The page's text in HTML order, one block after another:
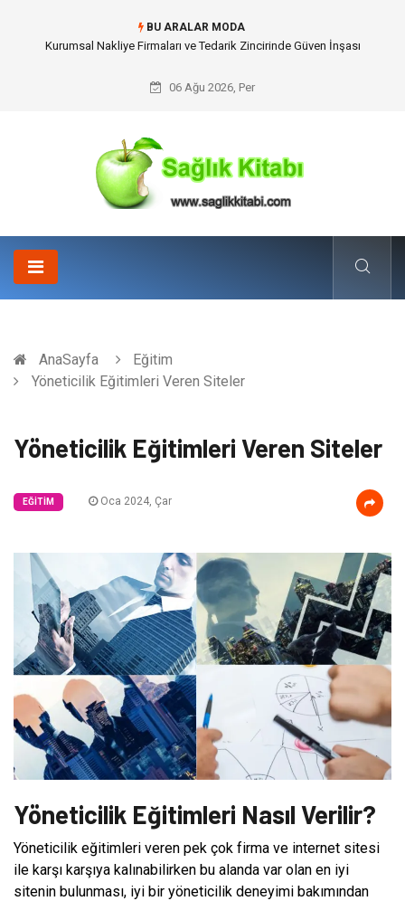
BU ARALAR MODA
Dalaman Kalkan Transfer: Kişiselleştirilmiş Hizmet Ve Uç Nokta Konforu
06 Ağu 2026, Per
AnaSayfa
Eğitim
Yöneticilik Eğitimleri Veren Siteler
Yöneticilik Eğitimleri Veren Siteler
EĞITIM Oca 2024, Çar
Yöneticilik Eğitimleri Nasıl Verilir?
Yöneticilik eğitimleri veren pek çok firma ve internet sitesi
ile karşı karşıya kalınabilirken bu alanda var olan en iyi
sitenin bulunması, iyi bir yöneticilik deneyimi bakımından